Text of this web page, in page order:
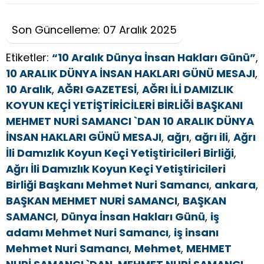
Son Güncelleme: 07 Aralık 2025
Etiketler: “10 Aralık Dünya İnsan Hakları Günü”,
10 ARALIK DÜNYA İNSAN HAKLARI GÜNÜ MESAJI,
10 Aralık, AĞRI GAZETESİ, AĞRI İLİ DAMIZLIK
KOYUN KEÇİ YETİŞTİRİCİLERİ BİRLİĞİ BAŞKANI
MEHMET NURİ SAMANCI `DAN 10 ARALIK DÜNYA
İNSAN HAKLARI GÜNÜ MESAJI, ağrı, ağrı ili, Ağrı
İli Damızlık Koyun Keçi Yetiştiricileri Birliği,
Ağrı İli Damızlık Koyun Keçi Yetiştiricileri
Birliği Başkanı Mehmet Nuri Samancı, ankara,
BAŞKAN MEHMET NURİ SAMANCI, BAŞKAN
SAMANCI, Dünya İnsan Hakları Günü, iş
adamı Mehmet Nuri Samancı, iş insanı
Mehmet Nuri Samancı, Mehmet, MEHMET